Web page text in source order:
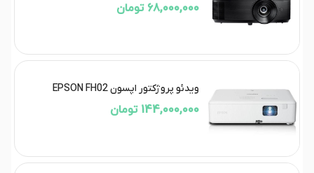
68,000,000 تومان
ویدئو پروژکتور اپسون EPSON FH02
144,000,000 تومان